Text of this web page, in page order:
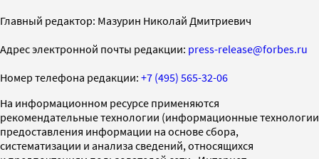
Главный редактор: Мазурин Николай Дмитриевич
Адрес электронной почты редакции: press-release@forbes.ru
Номер телефона редакции: +7 (495) 565-32-06
На информационном ресурсе применяются
рекомендательные технологии (информационные технологии
предоставления информации на основе сбора,
систематизации и анализа сведений, относящихся